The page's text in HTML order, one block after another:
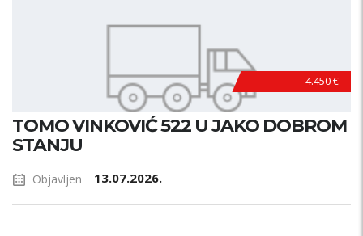
4.450 €
TOMO VINKOVIĆ 522 U JAKO DOBROM
STANJU
Objavljen 13.07.2026.